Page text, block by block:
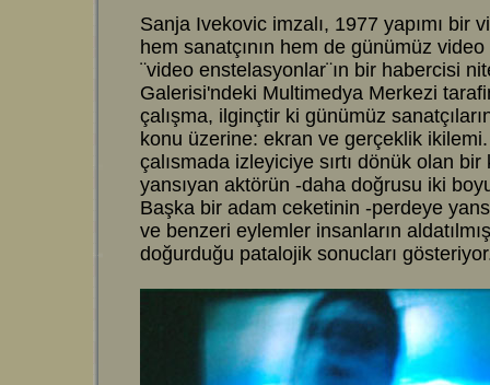
Sanja Ivekovic imzalı, 1977 yapımı bir
hem sanatçının hem de günümüz video
¨video enstelasyonlar¨ın bir habercisi
Galerisi'ndeki Multimedya Merkezi
çalışma, ilginçtir ki günümüz
konu üzerine: ekran ve gerçeklik
çalısmada izleyiciye sırtı dönük olan
yansıyan aktörün -daha doğrusu iki
Başka bir adam ceketinin -perdeye
ve benzeri eylemler insanların
doğurduğu patalojik sonucları